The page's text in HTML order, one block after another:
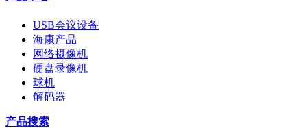
USB会议设备
海康产品
网络摄像机
硬盘录像机
球机
解码器
配件
产品搜索